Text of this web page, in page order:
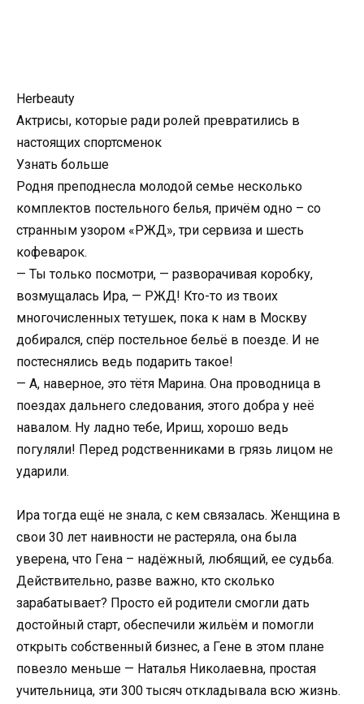
Herbeauty
Актрисы, которые ради ролей превратились в
настоящих спортсменок
Узнать больше
Родня преподнесла молодой семье несколько
комплектов постельного белья, причём одно – со
странным узором «РЖД», три сервиза и шесть
кофеварок.
— Ты только посмотри, — разворачивая коробку,
возмущалась Ира, — РЖД! Кто-то из твоих
многочисленных тетушек, пока к нам в Москву
добирался, спёр постельное бельё в поезде. И не
постеснялись ведь подарить такое!
— А, наверное, это тётя Марина. Она проводница в
поездах дальнего следования, этого добра у неё
навалом. Ну ладно тебе, Ириш, хорошо ведь
погуляли! Перед родственниками в грязь лицом не
ударили.
Ира тогда ещё не знала, с кем связалась. Женщина в
свои 30 лет наивности не растеряла, она была
уверена, что Гена – надёжный, любящий, ее судьба.
Действительно, разве важно, кто сколько
зарабатывает? Просто ей родители смогли дать
достойный старт, обеспечили жильём и помогли
открыть собственный бизнес, а Гене в этом плане
повезло меньше — Наталья Николаевна, простая
учительница, эти 300 тысяч откладывала всю жизнь.